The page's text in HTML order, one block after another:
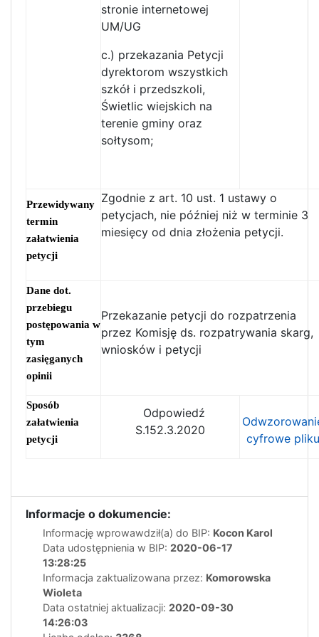
stronie internetowej
UM/UG
c.) przekazania Petycji
dyrektorom wszystkich
szkół i przedszkoli,
Świetlic wiejskich na
terenie gminy oraz
sołtysom;
Przewidywany
termin
załatwienia
petycji
Zgodnie z art. 10 ust. 1 ustawy o
petycjach, nie później niż w terminie 3
miesięcy od dnia złożenia petycji.
Dane dot.
przebiegu
postępowania w
tym
zasięganych
opinii
Przekazanie petycji do rozpatrzenia
przez Komisję ds. rozpatrywania skarg,
wniosków i petycji
Sposób
załatwienia
petycji
Odpowiedź
S.152.3.2020
cyfrowe pliku
Informacje o dokumencie:
Informację wprowawdził(a) do BIP: Kocon Karol
Data udostępnienia w BIP: 2020-06-17
13:28:25
Informacja zaktualizowana przez: Komorowska
Wioleta
Data ostatniej aktualizacji: 2020-09-30
14:26:03